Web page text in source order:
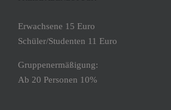
Erwachsene 15 Euro
Schüler/Studenten 11 Euro
Gruppenermäßigung:
Ab 20 Personen 10%